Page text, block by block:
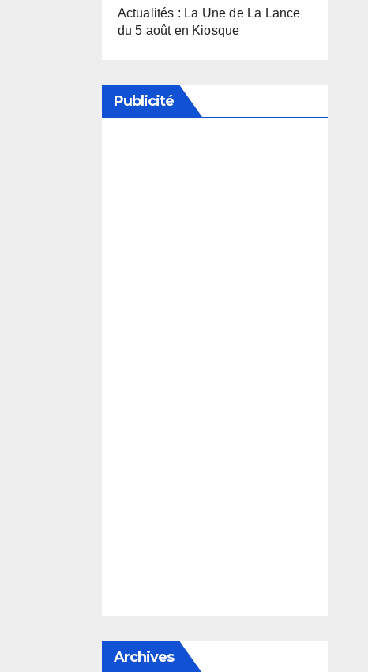
Actualités : La Une de La Lance
du 5 août en Kiosque
Publicité
Archives